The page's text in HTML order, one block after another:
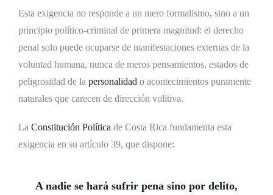
inconsciencia e intoxicación
accidentes de tránsito
Pronunciamientos de la Sala Constitucional
Análisis comparado
El modelo argentino
Esta exigencia no responde a un mero formalismo, sino a un
principio político-criminal de primera magnitud: el derecho
penal solo puede ocuparse de manifestaciones externas de la
voluntad humana, nunca de meros pensamientos, estados de
peligrosidad de la personalidad o acontecimientos puramente
naturales que carecen de dirección volitiva.
La Constitución Política de Costa Rica fundamenta esta
exigencia en su artículo 39, que dispone:
A nadie se hará sufrir pena sino por delito,